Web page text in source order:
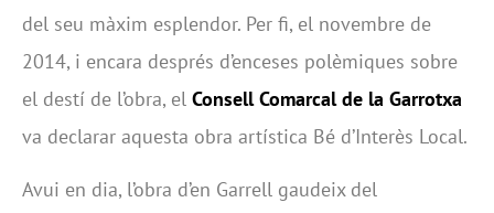
del seu màxim esplendor. Per fi, el novembre de
2014, i encara després d’enceses polèmiques sobre
el destí de l’obra, el Consell Comarcal de la Garrotxa
va declarar aquesta obra artística Bé d’Interès Local.
Avui en dia, l’obra d’en Garrell gaudeix del